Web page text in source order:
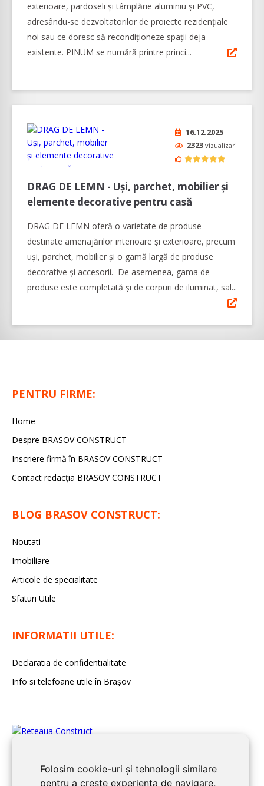
Folosim cookie-uri și tehnologii similare
pentru a crește experiența de navigare,
exterioare, pardoseli şi tâmplărie aluminiu şi PVC,
adresându-se dezvoltatorilor de proiecte rezidențiale
noi sau ce doresc să recondiționeze spații deja
existente. PINUM se numără printre princi...
16.12.2025
2323 vizualizari
DRAG DE LEMN - Uşi, parchet, mobilier şi
elemente decorative pentru casă
DRAG DE LEMN oferă o varietate de produse
destinate amenajărilor interioare şi exterioare, precum
uşi, parchet, mobilier şi o gamă largă de produse
decorative şi accesorii. De asemenea, gama de
produse este completată şi de corpuri de iluminat, sal...
PENTRU FIRME:
Home
Despre BRASOV CONSTRUCT
Inscriere firmă în BRASOV CONSTRUCT
Contact redacţia BRASOV CONSTRUCT
BLOG BRASOV CONSTRUCT:
Noutati
Imobiliare
Articole de specialitate
Sfaturi Utile
INFORMATII UTILE:
Declaratia de confidentialitate
Info si telefoane utile în Braşov